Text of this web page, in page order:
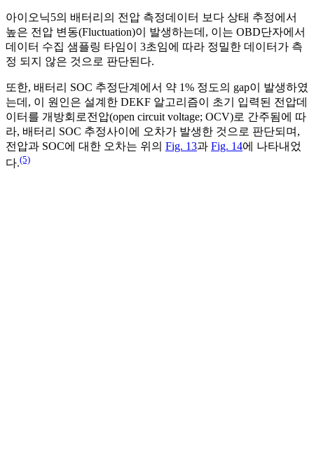
아이오닉5의 배터리의 전압 측정데이터 보다 상태 추정에서
높은 전압 변동(Fluctuation)이 발생하는데, 이는 OBD단자에서
데이터 수집 샘플링 타임이 3초임에 따라 정밀한 데이터가 측
정 되지 않은 것으로 판단된다.
또한, 배터리 SOC 추정단계에서 약 1% 정도의 gap이 발생하였
는데, 이 원인은 설계한 DEKF 알고리즘이 초기 입력된 전압데
이터를 개방회로전압(open circuit voltage; OCV)로 간주됨에 따
라, 배터리 SOC 추정사이에 오차가 발생한 것으로 판단되며,
전압과 SOC에 대한 오차는 위의 Fig. 13과 Fig. 14에 나타내었
다.(5)